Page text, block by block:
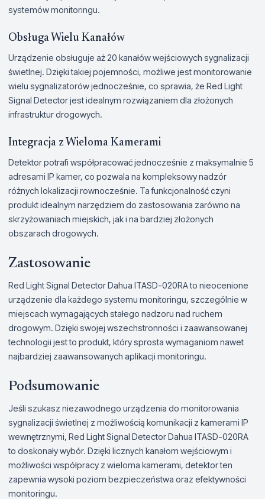
systemów monitoringu.
Obsługa Wielu Kanałów
Urządzenie obsługuje aż 20 kanałów wejściowych sygnalizacji
świetlnej. Dzięki takiej pojemności, możliwe jest monitorowanie
wielu sygnalizatorów jednocześnie, co sprawia, że Red Light
Signal Detector jest idealnym rozwiązaniem dla złożonych
infrastruktur drogowych.
Integracja z Wieloma Kamerami
Detektor potrafi współpracować jednocześnie z maksymalnie 5
adresami IP kamer, co pozwala na kompleksowy nadzór
różnych lokalizacji rownocześnie. Ta funkcjonalność czyni
produkt idealnym narzędziem do zastosowania zarówno na
skrzyżowaniach miejskich, jak i na bardziej złożonych
obszarach drogowych.
Zastosowanie
Red Light Signal Detector Dahua ITASD-020RA to nieocenione
urządzenie dla każdego systemu monitoringu, szczególnie w
miejscach wymagających stałego nadzoru nad ruchem
drogowym. Dzięki swojej wszechstronności i zaawansowanej
technologii jest to produkt, który sprosta wymaganiom nawet
najbardziej zaawansowanych aplikacji monitoringu.
Podsumowanie
Jeśli szukasz niezawodnego urządzenia do monitorowania
sygnalizacji świetlnej z możliwością komunikacji z kamerami IP
wewnętrznymi, Red Light Signal Detector Dahua ITASD-020RA
to doskonały wybór. Dzięki licznych kanałom wejściowym i
możliwości współpracy z wieloma kamerami, detektor ten
zapewnia wysoki poziom bezpieczeństwa oraz efektywności
monitoringu.